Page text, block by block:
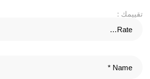
تقييمك :